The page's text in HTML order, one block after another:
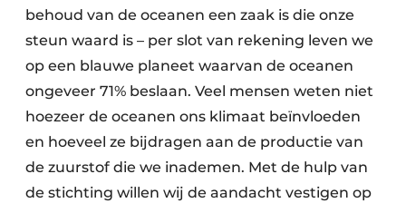
behoud van de oceanen een zaak is die onze
steun waard is – per slot van rekening leven we
op een blauwe planeet waarvan de oceanen
ongeveer 71% beslaan. Veel mensen weten niet
hoezeer de oceanen ons klimaat beïnvloeden
en hoeveel ze bijdragen aan de productie van
de zuurstof die we inademen. Met de hulp van
de stichting willen wij de aandacht vestigen op